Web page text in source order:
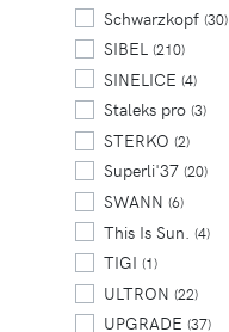
Schwarzkopf (30)
SIBEL (210)
SINELICE (4)
Staleks pro (3)
STERKO (2)
Superli'37 (20)
SWANN (6)
This Is Sun. (4)
TIGI (1)
ULTRON (22)
UPGRADE (37)